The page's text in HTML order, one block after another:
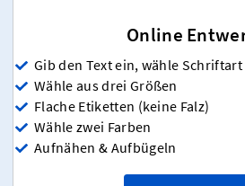
Online
Gib den Text ein, wähle
Wähle aus drei Größen
Flache Etiketten (keine Falz)
Wähle zwei Farben
Aufnähen & Aufbügeln